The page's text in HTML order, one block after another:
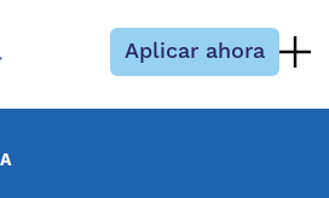
Aplicar ahora